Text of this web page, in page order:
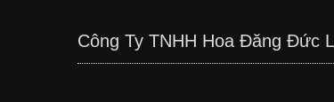
Công Ty TNHH Hoa Đăng Đức